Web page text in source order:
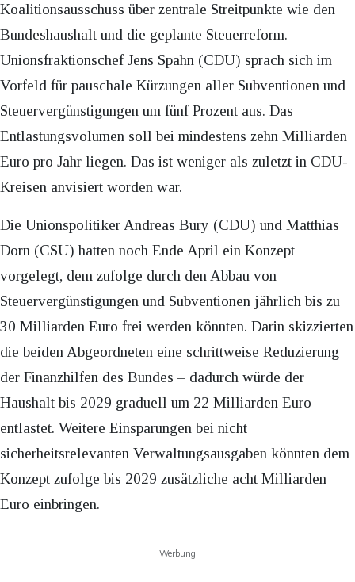
Koalitionsausschuss über zentrale Streitpunkte wie den
Bundeshaushalt und die geplante Steuerreform.
Unionsfraktionschef Jens Spahn (CDU) sprach sich im
Vorfeld für pauschale Kürzungen aller Subventionen und
Steuervergünstigungen um fünf Prozent aus. Das
Entlastungsvolumen soll bei mindestens zehn Milliarden
Euro pro Jahr liegen. Das ist weniger als zuletzt in CDU-
Kreisen anvisiert worden war.
Die Unionspolitiker Andreas Bury (CDU) und Matthias
Dorn (CSU) hatten noch Ende April ein Konzept
vorgelegt, dem zufolge durch den Abbau von
Steuervergünstigungen und Subventionen jährlich bis zu
30 Milliarden Euro frei werden könnten. Darin skizzierten
die beiden Abgeordneten eine schrittweise Reduzierung
der Finanzhilfen des Bundes – dadurch würde der
Haushalt bis 2029 graduell um 22 Milliarden Euro
entlastet. Weitere Einsparungen bei nicht
sicherheitsrelevanten Verwaltungsausgaben könnten dem
Konzept zufolge bis 2029 zusätzliche acht Milliarden
Euro einbringen.
Werbung